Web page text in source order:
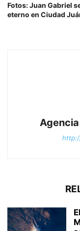
Fotos: Juan Gabriel
eterno en Ciudad